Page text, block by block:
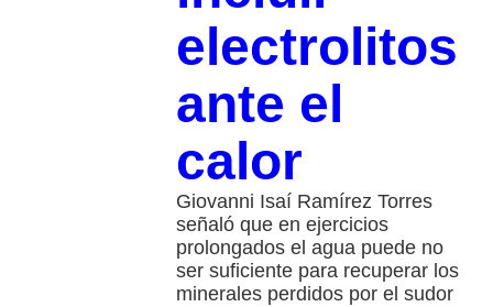
electrolitos
ante el
calor
Giovanni Isaí Ramírez Torres
señaló que en ejercicios
prolongados el agua puede no
ser suficiente para recuperar los
minerales perdidos por el sudor